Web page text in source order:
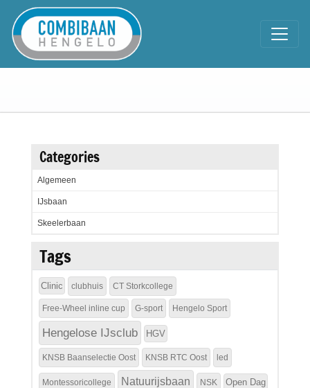
Categories
Algemeen
IJsbaan
Skeelerbaan
Tags
Clinic clubhuis CT Storkcollege
Free-Wheel inline cup G-sport Hengelo Sport
Hengelose IJsclub HGV
KNSB Baanselectie Oost KNSB RTC Oost led
Montessoricollege Natuurijsbaan NSK Open Dag